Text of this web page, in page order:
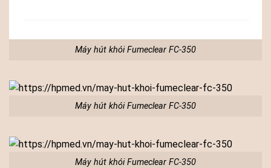
Máy hút khói Fumeclear FC-350
Máy hút khói Fumeclear FC-350
Máy hút khói Fumeclear FC-350